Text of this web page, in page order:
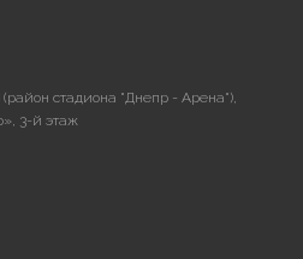
(район стадиона "Днепр - Арена"),
3-й этаж